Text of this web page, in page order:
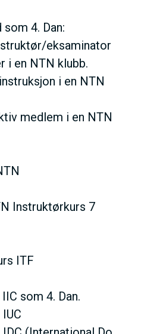
4. Dan:
eksaminator
i en NTN klubb.
i en NTN
medlem i en NTN
Instruktørkurs 7
ITF
som 4. Dan.